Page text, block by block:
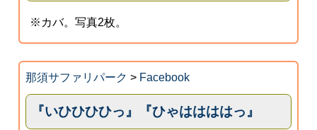
※カバ。写真2枚。
那須サファリパーク > Facebook
『いひひひひっ』『ひゃははははっ』